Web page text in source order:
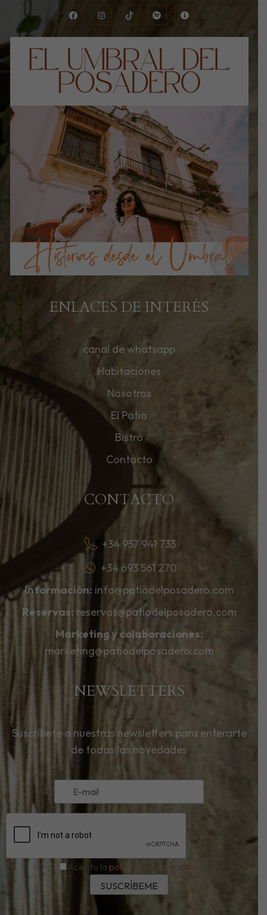
ENLACES DE INTERÉS
canal de whatsapp
Habitaciones
Nosotros
El Patio
Bistró
Contacto
CONTACTO
+34 957 941 733
+34 693 561 270
Información: info@patiodelposadero.com
Reservas: reservas@patiodelposadero.com
Marketing y colaboraciones:
marketing@patiodelposadero.com
NEWSLETTERS
Suscríbete a nuestras newsletters para enterarte
de todas las novedades
Acepto la política de privacidad.